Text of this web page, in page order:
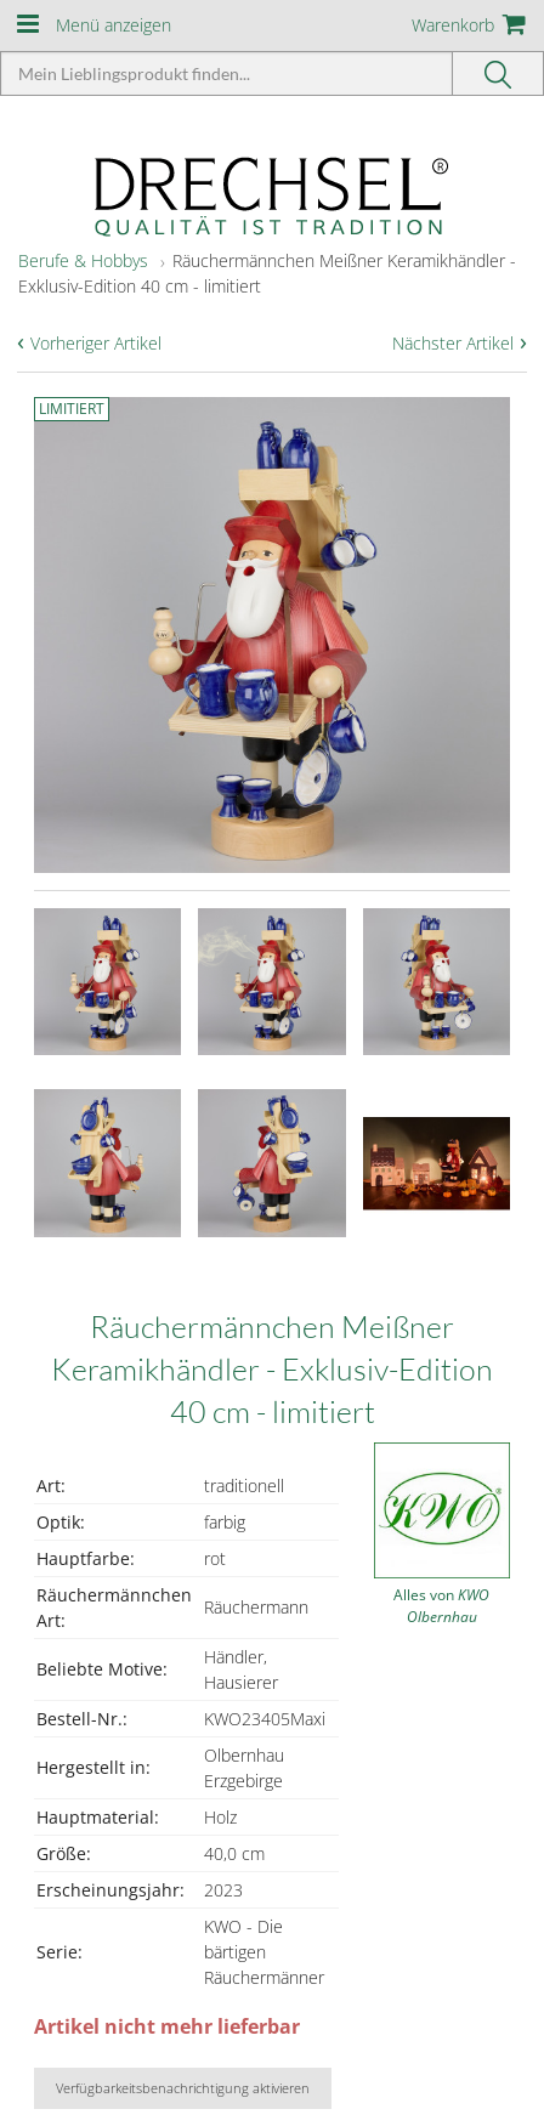
Menü anzeigen Warenkorb
Berufe & Hobbys
Räuchermännchen Meißner Keramikhändler -
Exklusiv-Edition 40 cm - limitiert
Nächster Artikel ›
‹ Vorheriger Artikel
LIMITIERT
Räuchermännchen Meißner
Keramikhändler - Exklusiv-Edition
40 cm - limitiert
Art:
traditionell
Optik:
farbig
Hauptfarbe:
rot
Räuchermännchen
Art:
Räuchermann
Beliebte Motive:
Händler,
Hausierer
Bestell-Nr.:
KWO23405Maxi
Hergestellt in:
Olbernhau
Erzgebirge
Hauptmaterial:
Holz
Größe:
40,0 cm
Erscheinungsjahr:
2023
Serie:
KWO - Die
bärtigen
Räuchermänner
Alles vonKWO
Olbernhau
Artikel nicht mehr lieferbar
Verfügbarkeitsbenachrichtigung aktivieren